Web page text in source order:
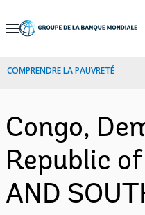
Skip
Navigation
COMPRENDRE LA PAUVRETÉ
Congo,
Republic
AND